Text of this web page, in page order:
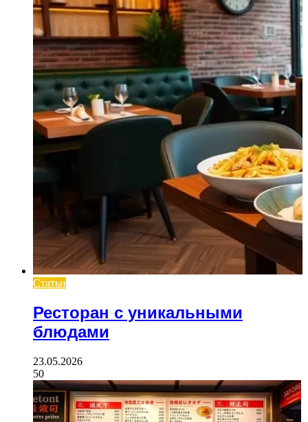
Статьи
Ресторан с уникальными
блюдами
23.05.2026
50